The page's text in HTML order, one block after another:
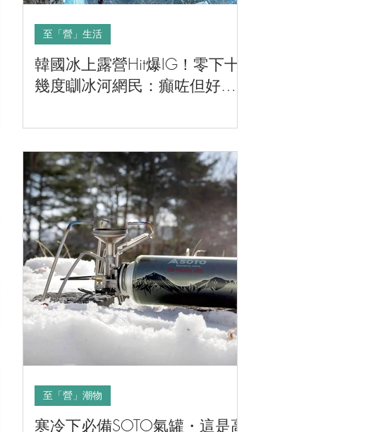
韓國冰上露營Hit爆IG！零下十
幾度瞓冰河網民：癲咗但好想
至「營」生活
寒冷下必備SOTO氣罐・這是高
至「營」潮物